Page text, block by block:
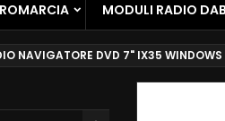
MODULI RADIO
NAVIGATORE DVD 7" IX35